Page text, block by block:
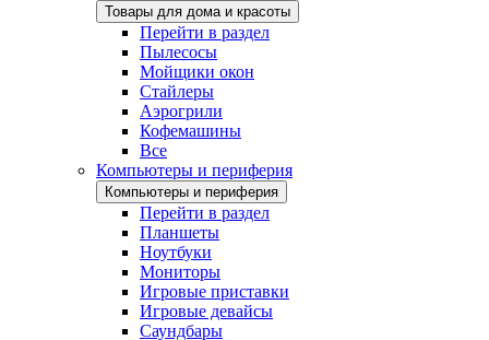
Товары для дома и красоты
Перейти в раздел
Пылесосы
Мойщики окон
Стайлеры
Аэрогрили
Кофемашины
Все
Компьютеры и периферия
Компьютеры и периферия
Перейти в раздел
Планшеты
Ноутбуки
Мониторы
Игровые приставки
Игровые девайсы
Саундбары